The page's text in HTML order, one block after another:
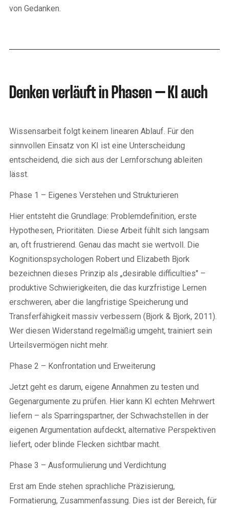
von Gedanken.
Denken verläuft in Phasen – KI auch
Wissensarbeit folgt keinem linearen Ablauf. Für den
sinnvollen Einsatz von KI ist eine Unterscheidung
entscheidend, die sich aus der Lernforschung ableiten
lässt.
Phase 1 – Eigenes Verstehen und Strukturieren
Hier entsteht die Grundlage: Problemdefinition, erste
Hypothesen, Prioritäten. Diese Arbeit fühlt sich langsam
an, oft frustrierend. Genau das macht sie wertvoll. Die
Kognitionspsychologen Robert und Elizabeth Bjork
bezeichnen dieses Prinzip als „desirable difficulties" –
produktive Schwierigkeiten, die das kurzfristige Lernen
erschweren, aber die langfristige Speicherung und
Transferfähigkeit massiv verbessern (Bjork & Bjork, 2011).
Wer diesen Widerstand regelmäßig umgeht, trainiert sein
Urteilsvermögen nicht mehr.
Phase 2 – Konfrontation und Erweiterung
Jetzt geht es darum, eigene Annahmen zu testen und
Gegenargumente zu prüfen. Hier kann KI echten Mehrwert
liefern – als Sparringspartner, der Schwachstellen in der
eigenen Argumentation aufdeckt, alternative Perspektiven
liefert, oder blinde Flecken sichtbar macht.
Phase 3 – Ausformulierung und Verdichtung
Erst am Ende stehen sprachliche Präzisierung,
Formatierung, Zusammenfassung. Dies ist der Bereich, für